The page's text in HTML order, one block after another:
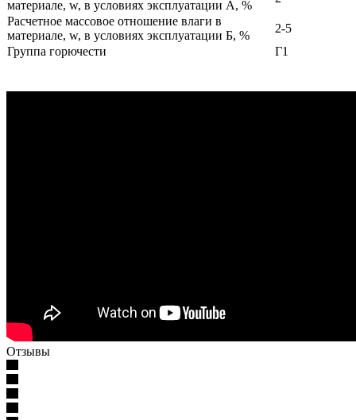
материале, w, в условиях эксплуатации А, %
Расчетное массовое отношение влаги в
материале, w, в условиях эксплуатации Б, %
2-5
Группа горючести
Г1
Отзывы